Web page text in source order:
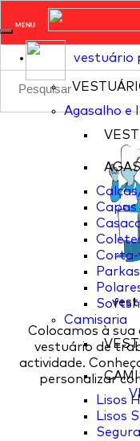
pagina nao existente
MENU
vestuário
Agasalho e
Capas
Corta-
Parkas
Camisaria
Lisos
Lisos
Colocamos à sua
vestuário de
actividade.
personalizar